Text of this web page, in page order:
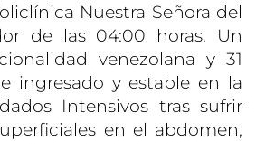
Nuestra Señora del
de las 04:00 horas. Un
venezolana y 31
ingresado y estable en la
Intensivos tras sufrir
en el abdomen,